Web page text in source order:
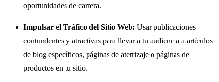
oportunidades de carrera.
Impulsar el Tráfico del Sitio Web: Usar publicaciones
contundentes y atractivas para llevar a tu audiencia a artículos
de blog específicos, páginas de aterrizaje o páginas de
productos en tu sitio.